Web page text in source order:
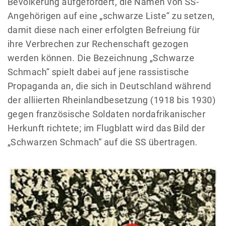
Angehörigen auf eine „schwarze Liste“ zu setzen,
damit diese nach einer erfolgten Befreiung für
ihre Verbrechen zur Rechenschaft gezogen
werden können. Die Bezeichnung „Schwarze
Schmach“ spielt dabei auf jene rassistische
Propaganda an, die sich in Deutschland während
der alliierten Rheinlandbesetzung (1918 bis 1930)
gegen französische Soldaten nordafrikanischer
Herkunft richtete; im Flugblatt wird das Bild der
„Schwarzen Schmach“ auf die SS übertragen.